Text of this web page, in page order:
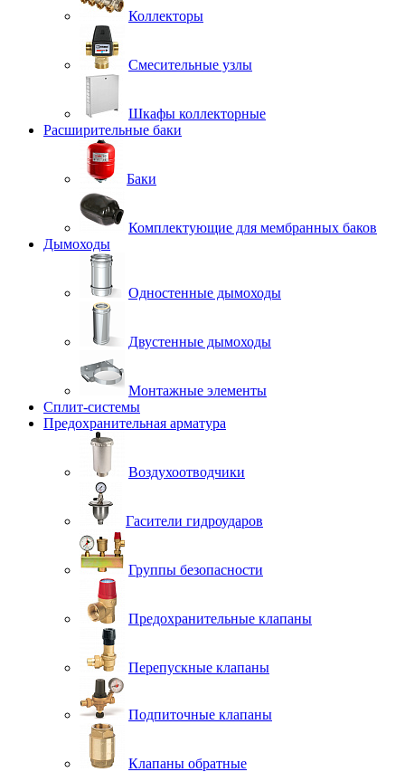
Коллекторы
Смесительные узлы
Шкафы коллекторные
Расширительные баки
Баки
Комплектующие для мембранных баков
Дымоходы
Одностенные дымоходы
Двустенные дымоходы
Монтажные элементы
Сплит-системы
Предохранительная арматура
Воздухоотводчики
Гасители гидроударов
Группы безопасности
Предохранительные клапаны
Перепускные клапаны
Подпиточные клапаны
Клапаны обратные